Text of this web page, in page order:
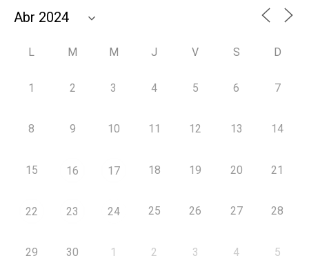
L M M J V S D
1 2 3 4 5 6 7
8 9 10 11 12 13 14
15 16 17 18 19 20 21
22 23 24 25 26 27 28
29 30 1 2 3 4 5